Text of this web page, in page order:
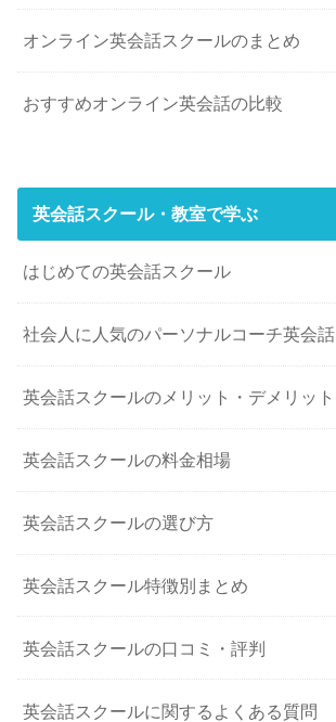
オンライン英会話スクールのまとめ
おすすめオンライン英会話の比較
英会話スクール・教室で学ぶ
はじめての英会話スクール
社会人に人気のパーソナルコーチ英会話
英会話スクールのメリット・デメリット
英会話スクールの料金相場
英会話スクールの選び方
英会話スクール特徴別まとめ
英会話スクールの口コミ・評判
英会話スクールに関するよくある質問